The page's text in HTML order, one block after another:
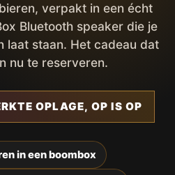
verpakt in een écht
Bluetooth speaker die je
laat staan. Het cadeau dat
nu te reserveren.
OPLAGE, OP IS OP
in een boombox